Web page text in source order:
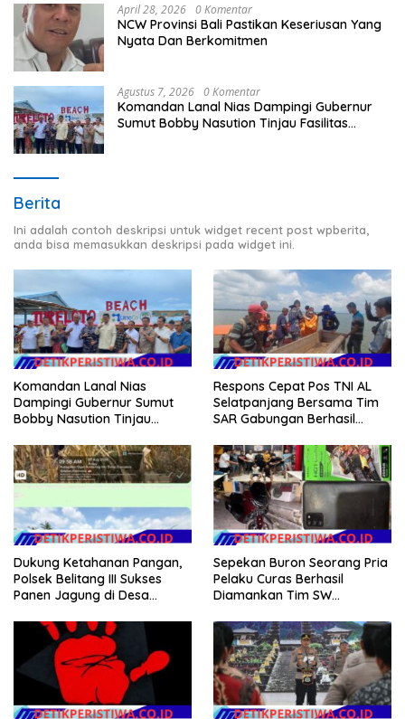
April 28, 2026 0 Komentar
NCW Provinsi Bali Pastikan Keseriusan Yang
Nyata Dan Berkomitmen
Agustus 7, 2026 0 Komentar
Komandan Lanal Nias Dampingi Gubernur
Sumut Bobby Nasution Tinjau Fasilitas
Berita
Ini adalah contoh deskripsi untuk widget recent post wpberita,
anda bisa memasukkan deskripsi pada widget ini.
Komandan Lanal Nias
Dampingi Gubernur Sumut
Bobby Nasution Tinjau
Budidaya Rumput Laut di
Nias Utara
Respons Cepat Pos TNI AL
Selatpanjang Bersama Tim
SAR Gabungan Berhasil
Kapal Karam di Perairan
Mengkikip Kepulauan Meranti
Dukung Ketahanan Pangan,
Polsek Belitang III Sukses
Panen Jagung di Desa
Sepekan Buron Seorang Pria
Pelaku Curas Berhasil
Diamankan Tim SW